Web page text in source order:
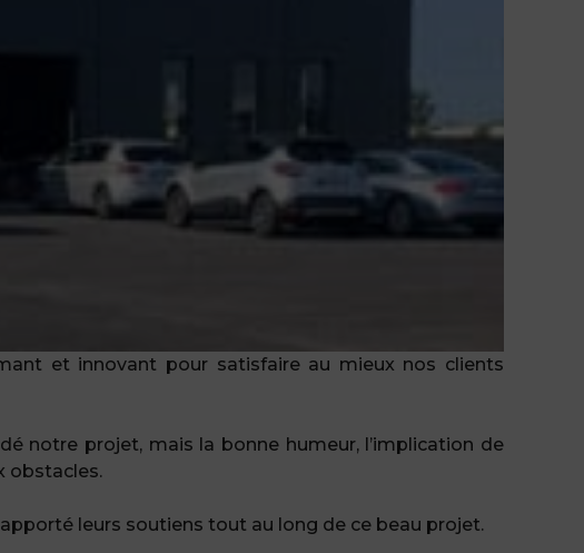
et innovant pour satisfaire au mieux nos clients
notre projet, mais la bonne humeur, l’implication de
obstacles.
apporté leurs soutiens tout au long de ce beau projet.